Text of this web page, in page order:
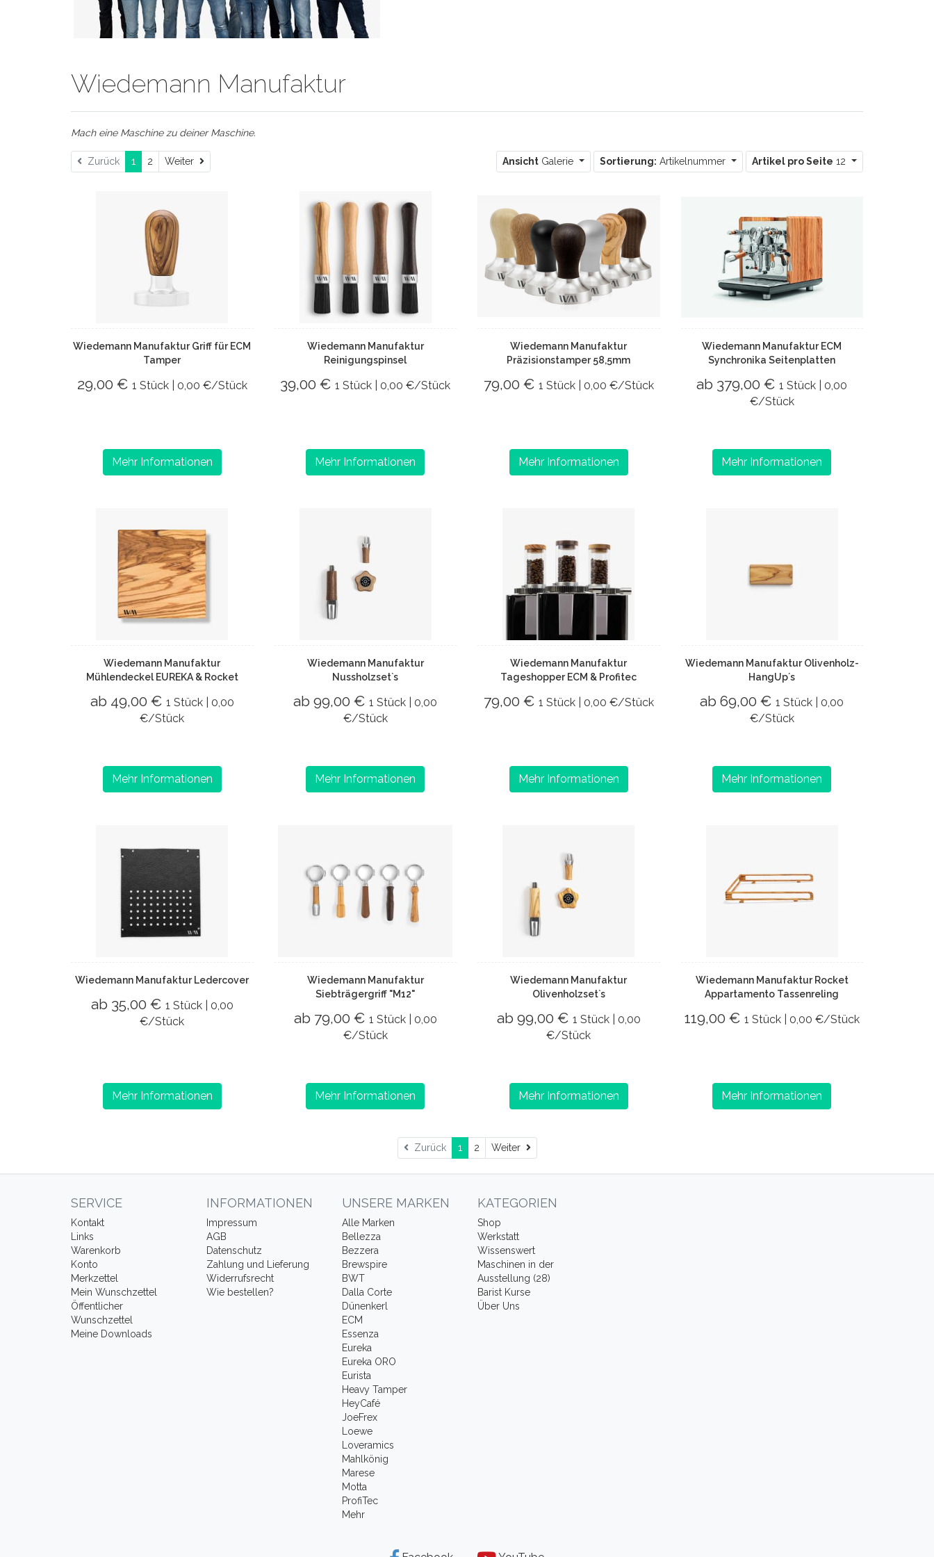
Wiedemann Manufaktur
Mach eine Maschine zu deiner Maschine.
Zurück 1 2 Weiter Weiter Ansicht Galerie Sortierung: Artikelnummer Artikel pro Seite 12
Wiedemann Manufaktur Griff für ECM
Tamper
29,00 € 1 Stück | 0,00 €/Stück
Mehr Informationen
Wiedemann Manufaktur
Reinigungspinsel
39,00 €1 Stück | 0,00 €/Stück
Mehr Informationen
Wiedemann Manufaktur
Präzisionstamper 58,5mm
79,00 € 1 Stück | 0,00 €/Stück
Mehr Informationen
Wiedemann Manufaktur ECM
Synchronika Seitenplatten
ab 379,00 €1 Stück | 0,00
€/Stück
Mehr Informationen
Wiedemann Manufaktur
Mühlendeckel EUREKA & Rocket
ab 49,00 € 1 Stück | 0,00
€/Stück
Mehr Informationen
Wiedemann Manufaktur
Nussholzset`s
ab 99,00 €1 Stück | 0,00
€/Stück
Mehr Informationen
Wiedemann Manufaktur
Tageshopper ECM & Profitec
79,00 € 1 Stück | 0,00 €/Stück
Mehr Informationen
Wiedemann Manufaktur Olivenholz-
HangUp´s
ab 69,00 €1 Stück | 0,00
€/Stück
Mehr Informationen
Wiedemann Manufaktur Ledercover
ab 35,00 € 1 Stück | 0,00
€/Stück
Mehr Informationen
Wiedemann Manufaktur
Siebträgergriff "M12"
ab 79,00 € 1 Stück | 0,00
€/Stück
Mehr Informationen
Wiedemann Manufaktur
Olivenholzset`s
ab 99,00 € 1 Stück | 0,00
€/Stück
Mehr Informationen
Wiedemann Manufaktur Rocket
Appartamento Tassenreling
119,00 € 1 Stück | 0,00 €/Stück
Mehr Informationen
Zurück 1 2 Weiter Weiter
SERVICE
Kontakt
Links
Warenkorb
Konto
Merkzettel
Mein Wunschzettel
Öffentlicher
Wunschzettel
Meine Downloads
INFORMATIONEN
Impressum
AGB
Datenschutz
Zahlung und Lieferung
Widerrufsrecht
Wie bestellen?
UNSERE MARKEN
Alle Marken
Bellezza
Bezzera
Brewspire
BWT
Dalla Corte
Dünenkerl
ECM
Essenza
Eureka
Eureka ORO
Eurista
Heavy Tamper
HeyCafé
JoeFrex
Loewe
Loveramics
Mahlkönig
Marese
Motta
ProfiTec
Mehr
KATEGORIEN
Shop
Werkstatt
Wissenswert
Maschinen in der
Ausstellung (28)
Barist Kurse
Über Uns